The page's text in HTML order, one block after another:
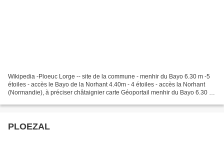
Wikipedia -Ploeuc Lorge -- site de la commune - menhir du Bayo 6.30 m -5
étoiles - accès le Bayo de la Norhant 4.40m - 4 étoiles - accès la Norhant
(Normandie), à préciser châtaignier carte Géoportail menhir du Bayo 6.30 m
PLOEZAL